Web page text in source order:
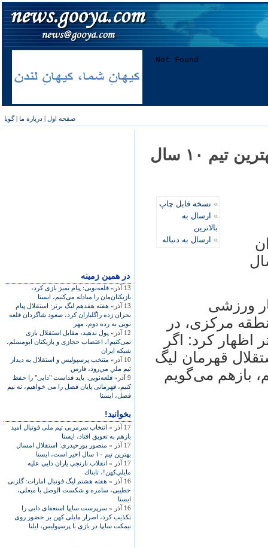
صفحه اول | درباره ما |گویا
در همين زمينه
13 آذر»
قلعه‌نويی: پيام تميز بازی کرد،
بازيکنان‌مان را مبادله می‌کنيم، ايسنا
13 آذر»
هفته هفدهم ليگ برتر: استقلال پيام
بحران زده راگلباران کرد، صعود شاگردان قلعه
نويی به رده دوم، مهر
12 آذر»
پول‌ ندهید، مقابل استقلال بازی
نمی‌کنیم!، اعتصاب حجازی و بازیکنان ابومسلم،
شبکه ایران
10 آذر»
منتخب پرسپوليس و استقلال به ديدار
تيم ملي مي‌رود، فارس
9 آذر»
قلعه‌نويی: بايد قداست "دايی" را حفظ
کنيم، قهرمانی پايان فصل را می خواهيم، نه نيم
فصل، ايسنا
بخوانید!
17 آذر »
انتخاب سرمربی تيم ملی فوتبال اميد
بازهم به تعويق افتاد، ايسنا
17 آذر »
منصور پورحيدری: استقلال امسال
بهترين تيم ۱۰ سال اخير است، ايسنا
17 آذر »
انقلاب نارنجي ياران دايي عليه
مايلي‌كهن!، تابناك
16 آذر »
هفته‌ هشتم ليگ فوتبال امارات: گلزنی
خطيبی، سامره و شکست الوصل با مبعلی،
ايسنا
16 آذر »
سرپرست سايپا استعفای دايی را
تکذيب کرد، اصرار مايلی کهن بر حضور روی
نيمکت سايپا در بازی با پرسپوليس، ايلنا
منصور پورحيدری: استقلال امسال بهترين تيم ۱۰ سال
» نسخه قابل چاپ
» ارسال به
بالاترین
» ارسال به دنباله
بهترين تيم ۱۰ سال
ورزشی
مرکزی، در
اظهار کرد: اگر
قهرمان ليگ
بازهم می‌گويم